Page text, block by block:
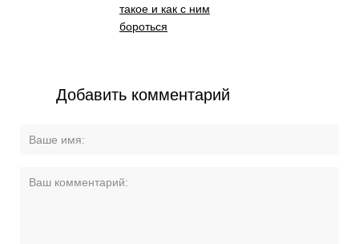
такое и как с ним
бороться
Добавить комментарий